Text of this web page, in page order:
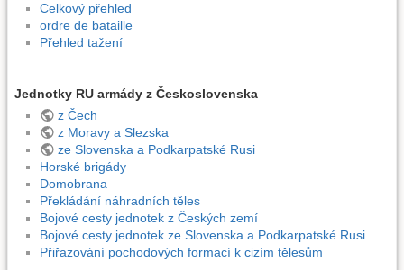
Celkový přehled
ordre de bataille
Přehled tažení
Jednotky RU armády z Československa
z Čech
z Moravy a Slezska
ze Slovenska a Podkarpatské Rusi
Horské brigády
Domobrana
Překládání náhradních těles
Bojové cesty jednotek z Českých zemí
Bojové cesty jednotek ze Slovenska a Podkarpatské Rusi
Přiřazování pochodových formací k cizím tělesům